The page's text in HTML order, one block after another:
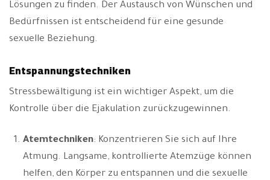
Lösungen zu finden. Der Austausch von Wünschen und
Bedürfnissen ist entscheidend für eine gesunde
sexuelle Beziehung.
Entspannungstechniken
Stressbewältigung ist ein wichtiger Aspekt, um die
Kontrolle über die Ejakulation zurückzugewinnen.
Atemtechniken: Konzentrieren Sie sich auf Ihre
Atmung. Langsame, kontrollierte Atemzüge können
helfen, den Körper zu entspannen und die sexuelle